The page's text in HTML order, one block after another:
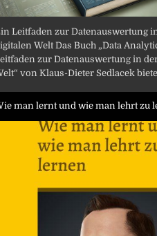
Leitfaden zur Datenauswertung
Welt Das Buch „Data
zur Datenauswertung in
von Klaus-Dieter Sedlacek
man lernt und wie man lehrt zu